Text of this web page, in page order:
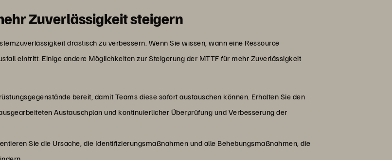
Zuverlässigkeit steigern
drastisch zu verbessern. Wenn Sie wissen, wann eine Ressource
eintritt. Einige andere Möglichkeiten zur Steigerung der MTTF für mehr Zuverlässigkeit
bereit, damit Teams diese sofort austauschen können. Erhalten Sie den
Austauschplan und kontinuierlicher Überprüfung und Verbesserung der
Sie die Ursache, die Identifizierungsmaßnahmen und alle Behebungsmaßnahmen, die